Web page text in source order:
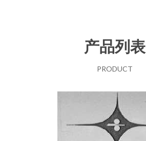
产品列表
PRODUCT